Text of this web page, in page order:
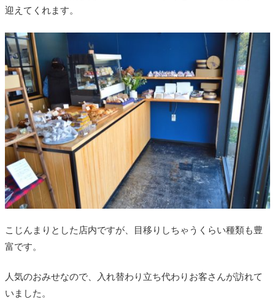
迎えてくれます。
こじんまりとした店内ですが、目移りしちゃうくらい種類も豊
富です。
人気のおみせなので、入れ替わり立ち代わりお客さんが訪れて
いました。